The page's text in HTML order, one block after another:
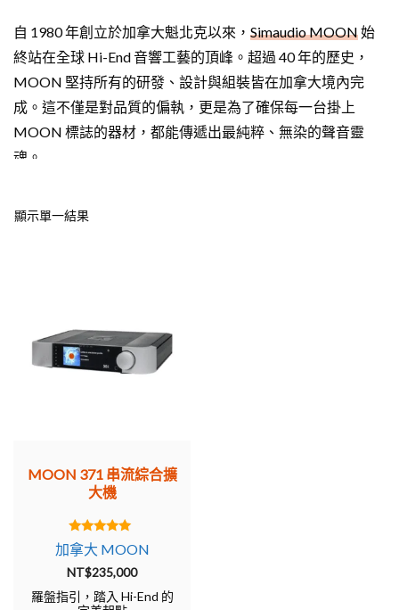
自 1980 年創立於加拿大魁北克以來， Simaudio MOON始
終站在全球 Hi-End 音響工藝的頂峰。超過 40 年的歷史，
MOON 堅持所有的研發、設計與組裝皆在加拿大境內完
成。這不僅是對品質的偏執，更是為了確保每一台掛上
MOON 標誌的器材，都能傳遞出最純粹、無染的聲音靈
魂。
核心理念：超越時間的音韻
追隨短暫的潮流，我們創造的是能夠傳承的經典。
卓越技術：定義當代串流與放大藝術
MiND 2 (MOON intelligent Network Device)：
穩定、直覺的串流管理系統，支援高解析音訊與多房間
整合，讓數位音樂的便利與類比音質的細膩完美融合。
M-Drive 放大電路：提供無與倫比的驅動實力與極低的
顯示單一結果
MOON 371 串流綜合擴
大機
5.00
out of 5
加拿大 MOON
NT$235,000
羅盤指引，踏入 Hi-End 的